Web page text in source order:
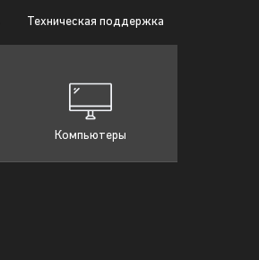
Техническая поддержка
Компьютеры